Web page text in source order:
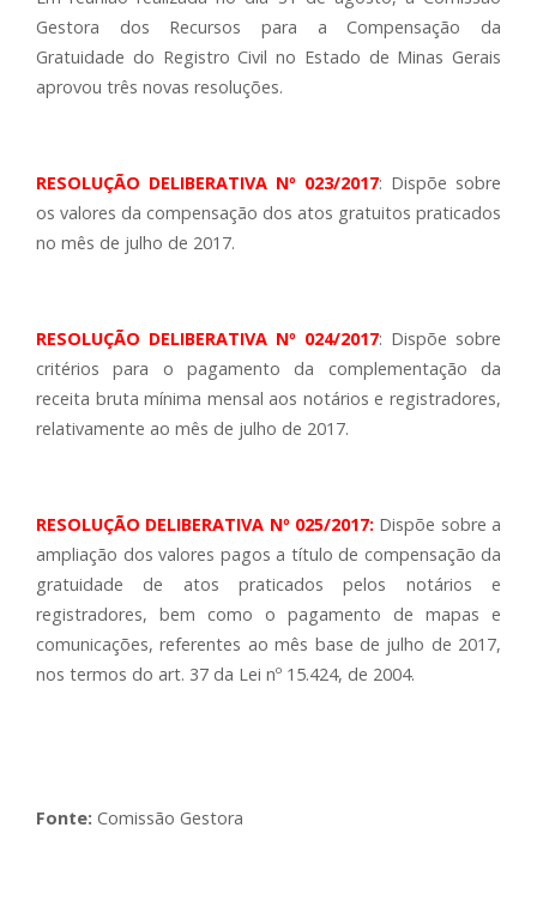
Gestora dos Recursos para a Compensação da
Gratuidade do Registro Civil no Estado de Minas Gerais
aprovou três novas resoluções.
RESOLUÇÃO DELIBERATIVA Nº 023/2017: Dispõe sobre
os valores da compensação dos atos gratuitos praticados
no mês de julho de 2017.
RESOLUÇÃO DELIBERATIVA Nº 024/2017: Dispõe sobre
critérios para o pagamento da complementação da
receita bruta mínima mensal aos notários e registradores,
relativamente ao mês de julho de 2017.
RESOLUÇÃO DELIBERATIVA Nº 025/2017: Dispõe sobre a
ampliação dos valores pagos a título de compensação da
gratuidade de atos praticados pelos notários e
registradores, bem como o pagamento de mapas e
comunicações, referentes ao mês base de julho de 2017,
nos termos do art. 37 da Lei nº 15.424, de 2004.
Fonte: Comissão Gestora